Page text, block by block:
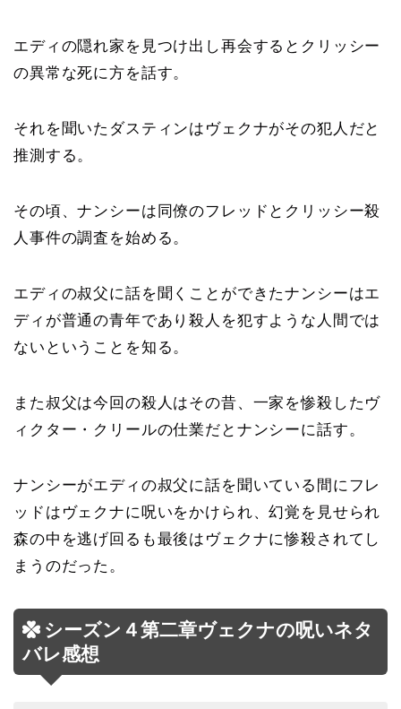
エディの隠れ家を見つけ出し再会するとクリッシー
の異常な死に方を話す。
それを聞いたダスティンはヴェクナがその犯人だと
推測する。
その頃、ナンシーは同僚のフレッドとクリッシー殺
人事件の調査を始める。
エディの叔父に話を聞くことができたナンシーはエ
ディが普通の青年であり殺人を犯すような人間では
ないということを知る。
また叔父は今回の殺人はその昔、一家を惨殺したヴ
ィクター・クリールの仕業だとナンシーに話す。
ナンシーがエディの叔父に話を聞いている間にフレ
ッドはヴェクナに呪いをかけられ、幻覚を見せられ
森の中を逃げ回るも最後はヴェクナに惨殺されてし
まうのだった。
シーズン４第二章ヴェクナの呪いネタ
バレ感想